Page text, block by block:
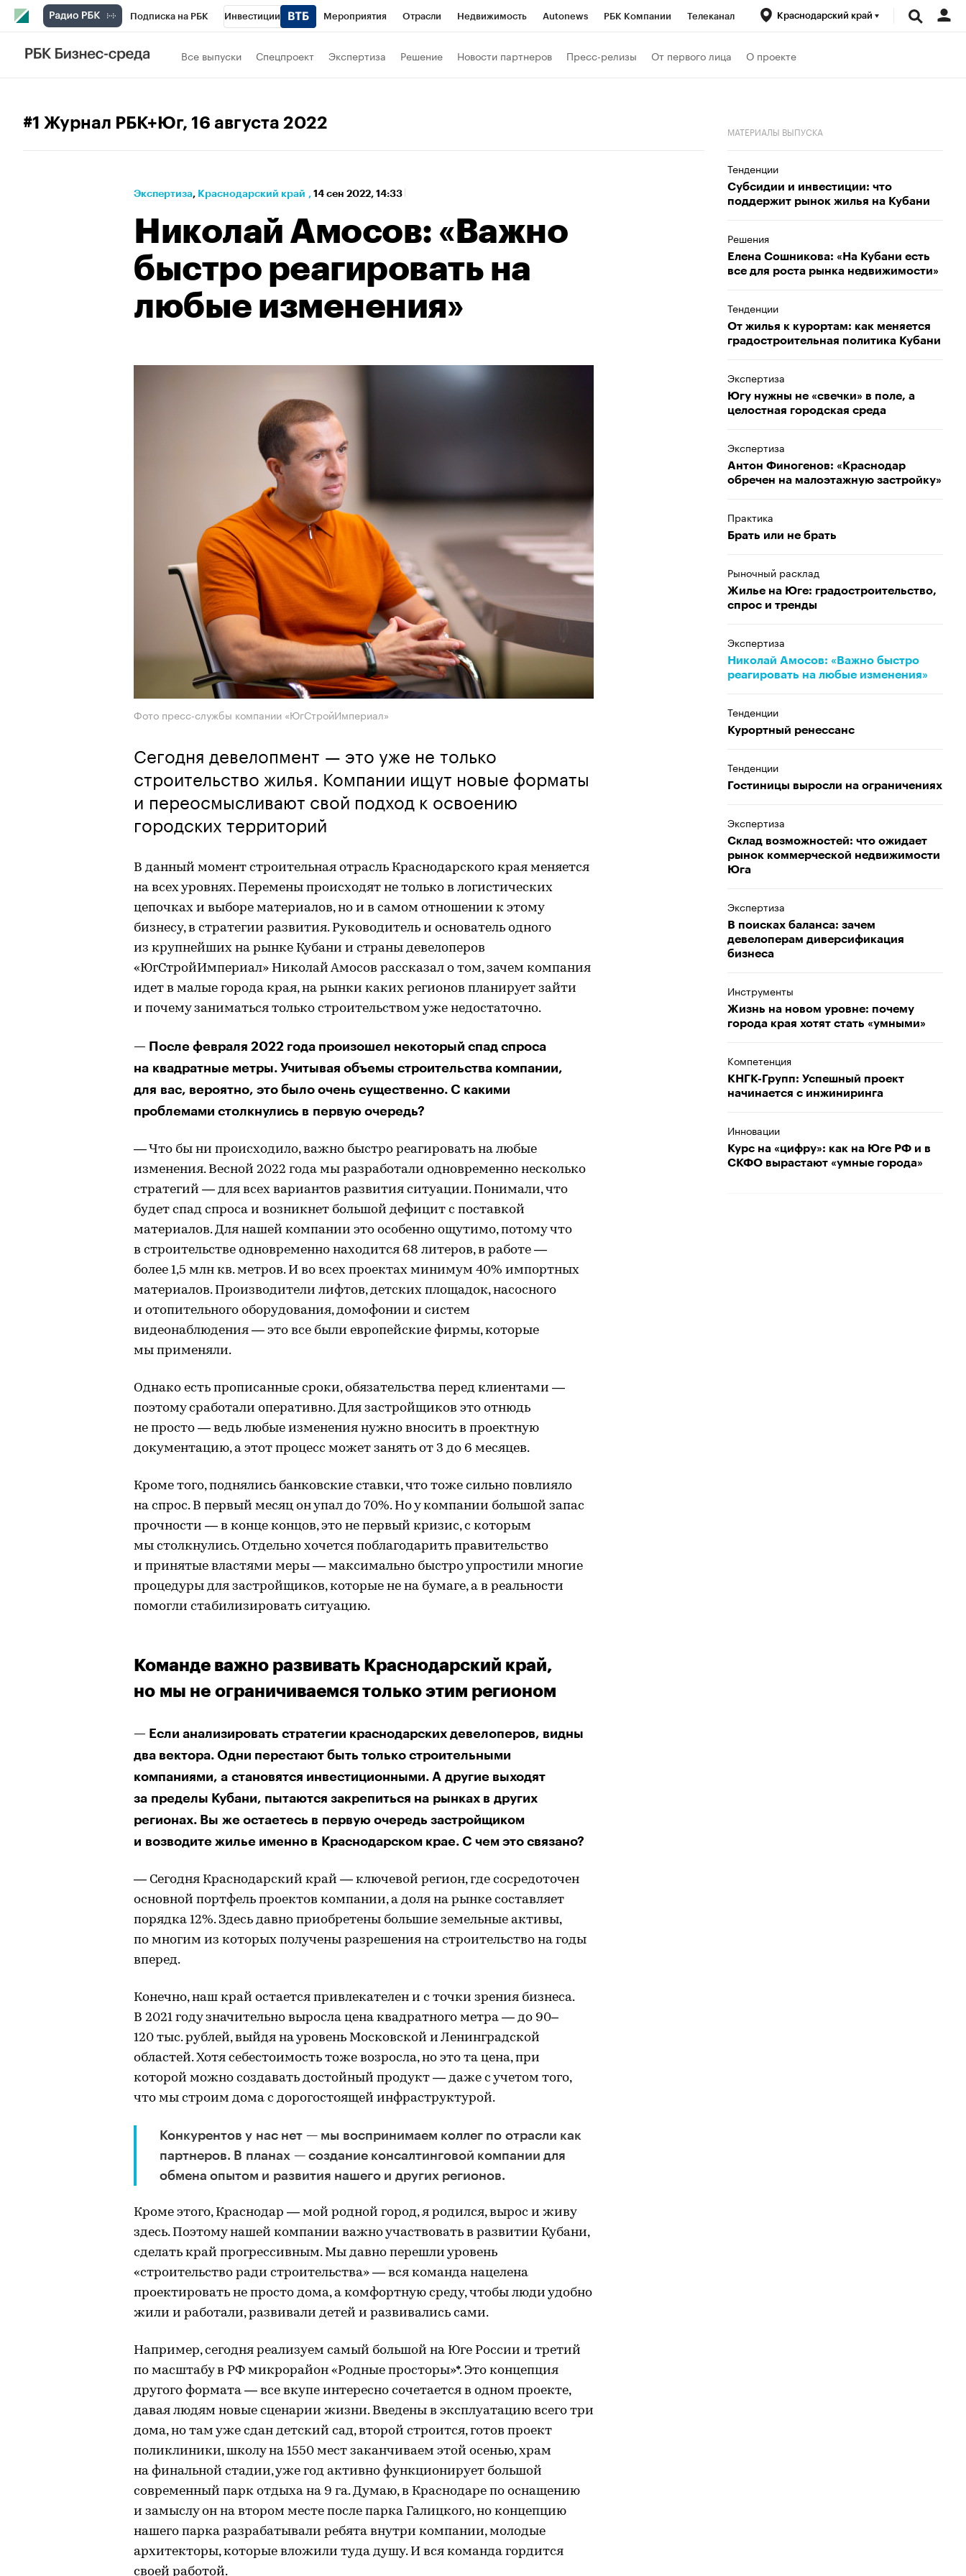
Подписка на РБК Инвестиции Мероприятия Отрасли Недвижимость Autonews РБК Компании Телеканал
РБК Вино
Краснодарский край
Все выпуски Спецпроект Экспертиза Решение Новости партнеров Пресс-релизы От первого лица О проекте
#1 Журнал РБК+Юг, 16 августа 2022
Экспертиза⁠, Краснодарский край , 14 сен 2022, 14:33
Николай Амосов: «Важно
быстро реагировать на
любые изменения»
Фото пресс-службы компании «ЮгСтройИмпериал»
Сегодня девелопмент — это уже не только
строительство жилья. Компании ищут новые форматы
и переосмысливают свой подход к освоению
городских территорий
В данный момент строительная отрасль Краснодарского края меняется
на всех уровнях. Перемены происходят не только в логистических
цепочках и выборе материалов, но и в самом отношении к этому
бизнесу, в стратегии развития. Руководитель и основатель одного
из крупнейших на рынке Кубани и страны девелоперов
«ЮгСтройИмпериал» Николай Амосов рассказал о том, зачем компания
идет в малые города края, на рынки каких регионов планирует зайти
и почему заниматься только строительством уже недостаточно.
— После февраля 2022 года произошел некоторый спад спроса
на квадратные метры. Учитывая объемы строительства компании,
для вас, вероятно, это было очень существенно. С какими
проблемами столкнулись в первую очередь?
— Что бы ни происходило, важно быстро реагировать на любые
изменения. Весной 2022 года мы разработали одновременно несколько
стратегий — для всех вариантов развития ситуации. Понимали, что
будет спад спроса и возникнет большой дефицит с поставкой
материалов. Для нашей компании это особенно ощутимо, потому что
в строительстве одновременно находится 68 литеров, в работе —
более 1,5 млн кв. метров. И во всех проектах минимум 40% импортных
материалов. Производители лифтов, детских площадок, насосного
и отопительного оборудования, домофонии и систем
видеонаблюдения — это все были европейские фирмы, которые
мы применяли.
Однако есть прописанные сроки, обязательства перед клиентами —
поэтому сработали оперативно. Для застройщиков это отнюдь
не просто — ведь любые изменения нужно вносить в проектную
документацию, а этот процесс может занять от 3 до 6 месяцев.
Кроме того, поднялись банковские ставки, что тоже сильно повлияло
на спрос. В первый месяц он упал до 70%. Но у компании большой запас
прочности — в конце концов, это не первый кризис, с которым
мы столкнулись. Отдельно хочется поблагодарить правительство
и принятые властями меры — максимально быстро упростили многие
процедуры для застройщиков, которые не на бумаге, а в реальности
помогли стабилизировать ситуацию.
Команде важно развивать Краснодарский край,
но мы не ограничиваемся только этим регионом
— Если анализировать стратегии краснодарских девелоперов, видны
два вектора. Одни перестают быть только строительными
компаниями, а становятся инвестиционными. А другие выходят
за пределы Кубани, пытаются закрепиться на рынках в других
регионах. Вы же остаетесь в первую очередь застройщиком
и возводите жилье именно в Краснодарском крае. С чем это связано?
— Сегодня Краснодарский край — ключевой регион, где сосредоточен
основной портфель проектов компании, а доля на рынке составляет
порядка 12%. Здесь давно приобретены большие земельные активы,
по многим из которых получены разрешения на строительство на годы
вперед.
Конечно, наш край остается привлекателен и с точки зрения бизнеса.
В 2021 году значительно выросла цена квадратного метра — до 90–
120 тыс. рублей, выйдя на уровень Московской и Ленинградской
областей. Хотя себестоимость тоже возросла, но это та цена, при
которой можно создавать достойный продукт — даже с учетом того,
что мы строим дома с дорогостоящей инфраструктурой.
Конкурентов у нас нет — мы воспринимаем коллег по отрасли как
партнеров. В планах — создание консалтинговой компании для
обмена опытом и развития нашего и других регионов.
Кроме этого, Краснодар — мой родной город, я родился, вырос и живу
здесь. Поэтому нашей компании важно участвовать в развитии Кубани,
сделать край прогрессивным. Мы давно перешли уровень
«строительство ради строительства» — вся команда нацелена
проектировать не просто дома, а комфортную среду, чтобы люди удобно
жили и работали, развивали детей и развивались сами.
Например, сегодня реализуем самый большой на Юге России и третий
по масштабу в РФ микрорайон «Родные просторы»*. Это концепция
другого формата — все вкупе интересно сочетается в одном проекте,
давая людям новые сценарии жизни. Введены в эксплуатацию всего три
дома, но там уже сдан детский сад, второй строится, готов проект
поликлиники, школу на 1550 мест заканчиваем этой осенью, храм
на финальной стадии, уже год активно функционирует большой
современный парк отдыха на 9 га. Думаю, в Краснодаре по оснащению
и замыслу он на втором месте после парка Галицкого, но концепцию
нашего парка разрабатывали ребята внутри компании, молодые
архитекторы, которые вложили туда душу. И вся команда гордится
своей работой.
МАТЕРИАЛЫ ВЫПУСКА
Тенденции
Субсидии и инвестиции: что
поддержит рынок жилья на Кубани
Решения
Елена Сошникова: «На Кубани есть
все для роста рынка недвижимости»
Тенденции
От жилья к курортам: как меняется
градостроительная политика Кубани
Экспертиза
Югу нужны не «свечки» в поле, а
целостная городская среда
Экспертиза
Антон Финогенов: «Краснодар
обречен на малоэтажную застройку»
Практика
Брать или не брать
Рыночный расклад
Жилье на Юге: градостроительство,
спрос и тренды
Экспертиза
Николай Амосов: «Важно быстро
реагировать на любые изменения»
Тенденции
Курортный ренессанс
Тенденции
Гостиницы выросли на ограничениях
Экспертиза
Склад возможностей: что ожидает
рынок коммерческой недвижимости
Юга
Экспертиза
В поисках баланса: зачем
девелоперам диверсификация
бизнеса
Инструменты
Жизнь на новом уровне: почему
города края хотят стать «умными»
Компетенция
КНГК-Групп: Успешный проект
начинается с инжиниринга
Инновации
Курс на «цифру»: как на Юге РФ и в
СКФО вырастают «умные города»